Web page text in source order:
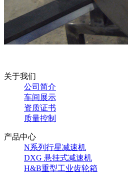
关于我们
公司简介
车间展示
资质证书
质量控制
产品中心
N系列行星减速机
DXG 悬挂式减速机
H&B重型工业齿轮箱